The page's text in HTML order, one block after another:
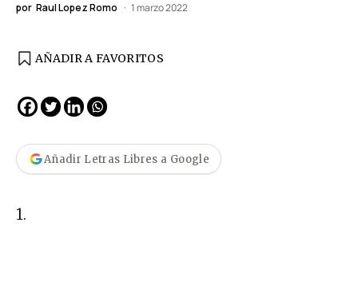
por Raul Lopez Romo 1 marzo 2022
AÑADIR A FAVORITOS
Añadir Letras Libres a Google
1.